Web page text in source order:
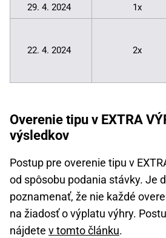
29. 4. 2024 1x
22. 4. 2024 2x
Overenie tipu v EXTRA
výsledkov
Postup pre overenie tipu v
od spôsobu podania stávky. Je
poznamenať, že nie každé
na žiadosť o výplatu výhry.
nájdete v tomto článku.